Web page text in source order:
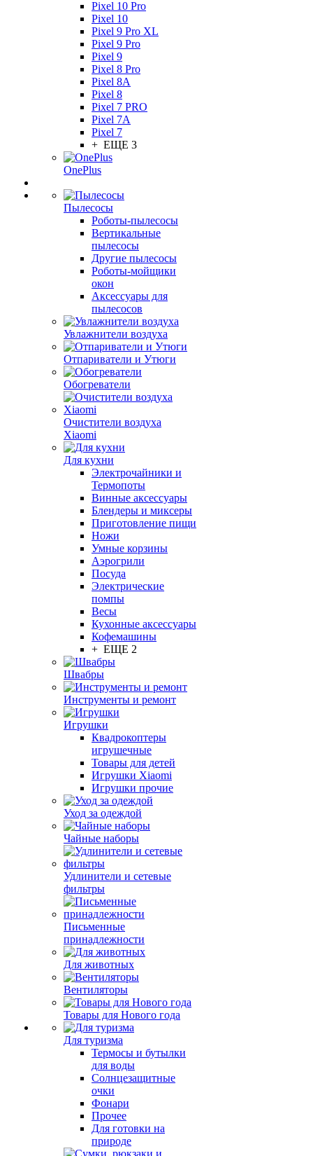
Pixel 10 Pro
Pixel 10
Pixel 9 Pro XL
Pixel 9 Pro
Pixel 9
Pixel 8 Pro
Pixel 8A
Pixel 8
Pixel 7 PRO
Pixel 7A
Pixel 7
+ ЕЩЕ 3
OnePlus
Пылесосы
Роботы-пылесосы
Вертикальные
пылесосы
Другие пылесосы
Роботы-мойщики
окон
Аксессуары для
пылесосов
Увлажнители воздуха
Отпариватели и Утюги
Обогреватели
Очистители воздуха
Xiaomi
Для кухни
Электрочайники и
Термопоты
Винные аксессуары
Блендеры и миксеры
Приготовление пищи
Ножи
Умные корзины
Аэрогрили
Посуда
Электрические
помпы
Весы
Кухонные аксессуары
Кофемашины
+ ЕЩЕ 2
Швабры
Инструменты и ремонт
Игрушки
Квадрокоптеры
игрушечные
Товары для детей
Игрушки Xiaomi
Игрушки прочие
Уход за одеждой
Чайные наборы
Удлинители и сетевые
фильтры
Письменные
принадлежности
Для животных
Вентиляторы
Товары для Нового года
Для туризма
Термосы и бутылки
для воды
Солнцезащитные
очки
Фонари
Прочее
Для готовки на
природе